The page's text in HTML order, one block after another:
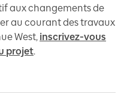
aux changements de
au courant des travaux
West, inscrivez-vous
projet.